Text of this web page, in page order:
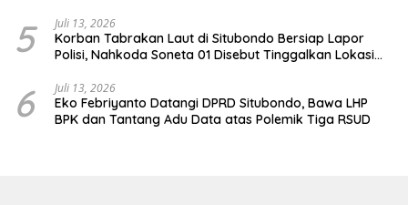
5 Juli 13, 2026
Korban Tabrakan Laut di Situbondo Bersiap Lapor
Polisi, Nahkoda Soneta 01 Disebut Tinggalkan Lokasi
6 Juli 13, 2026
Eko Febriyanto Datangi DPRD Situbondo, Bawa LHP
BPK dan Tantang Adu Data atas Polemik Tiga RSUD